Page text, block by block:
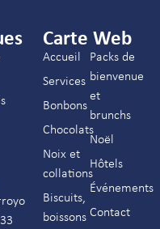
Carte Web
Accueil
Services
Bonbons
Chocolats
Noix et
collations
Biscuits,
boissons
Packs de
bienvenue
et
brunchs
Noël
Hôtels
Événements
Contact